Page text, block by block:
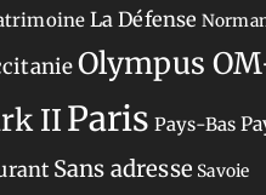
La Défense
Olympus
IIParis Pays-Bas
Sans adresse Savoie